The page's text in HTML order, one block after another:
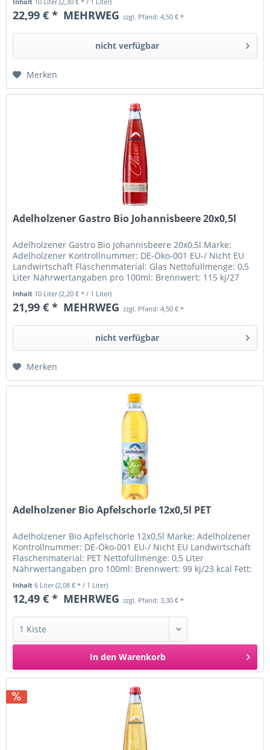
22,99 € * MEHRWEG zzgl. Pfand: 4,50 € *
nicht verfügbar
Merken
Adelholzener Gastro Bio Johannisbeere 20x0,5l
Adelholzener Gastro Bio Johannisbeere 20x0,5l Marke:
Adelholzener Kontrollnummer: DE-Öko-001 EU-/ Nicht EU
Landwirtschaft Flaschenmaterial: Glas Nettofüllmenge: 0,5
Liter Nährwertangaben pro 100ml: Brennwert: 115 kj/27
Inhalt 10 Liter(2,20 € * / 1 Liter)
21,99 € * MEHRWEG zzgl. Pfand: 4,50 € *
nicht verfügbar
Merken
Adelholzener Bio Apfelschorle 12x0,5l PET
Adelholzener Bio Apfelschorle 12x0,5l Marke: Adelholzener
Kontrollnummer: DE-Öko-001 EU-/ Nicht EU Landwirtschaft
Flaschenmaterial: PET Nettofüllmenge: 0,5 Liter
Nährwertangaben pro 100ml: Brennwert: 99 kj/23 kcal Fett:
Inhalt6 Liter(2,08 € * / 1 Liter)
12,49 € * MEHRWEG zzgl. Pfand: 3,30 € *
In den Warenkorb